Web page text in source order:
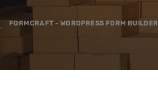
FORMCRAFT - WORDPRESS FORM BUILDER